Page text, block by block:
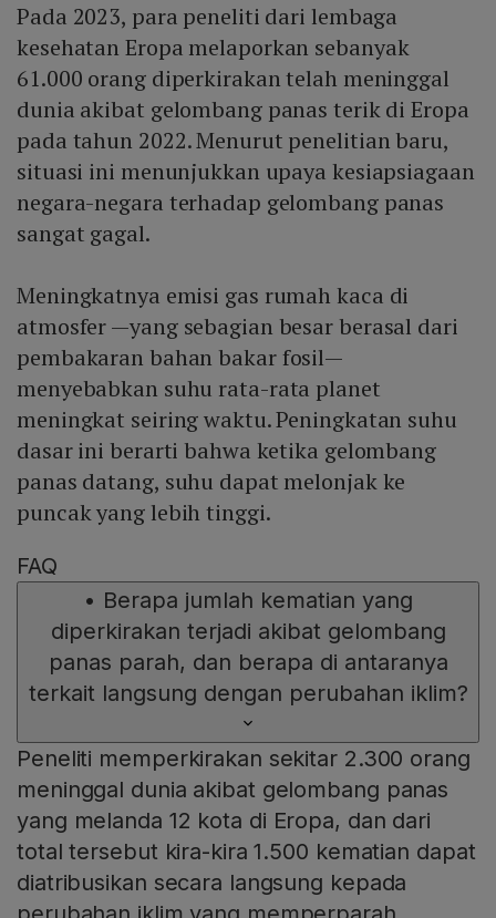
Pada 2023, para peneliti dari lembaga
kesehatan Eropa melaporkan sebanyak
61.000 orang diperkirakan telah meninggal
dunia akibat gelombang panas terik di Eropa
pada tahun 2022. Menurut penelitian baru,
situasi ini menunjukkan upaya kesiapsiagaan
negara-negara terhadap gelombang panas
sangat gagal.
Meningkatnya emisi gas rumah kaca di
atmosfer —yang sebagian besar berasal dari
pembakaran bahan bakar fosil—
menyebabkan suhu rata-rata planet
meningkat seiring waktu. Peningkatan suhu
dasar ini berarti bahwa ketika gelombang
panas datang, suhu dapat melonjak ke
puncak yang lebih tinggi.
FAQ
• Berapa jumlah kematian yang
diperkirakan terjadi akibat gelombang
panas parah, dan berapa di antaranya
terkait langsung dengan perubahan iklim?
Peneliti memperkirakan sekitar 2.300 orang
meninggal dunia akibat gelombang panas
yang melanda 12 kota di Eropa, dan dari
total tersebut kira-kira 1.500 kematian dapat
diatribusikan secara langsung kepada